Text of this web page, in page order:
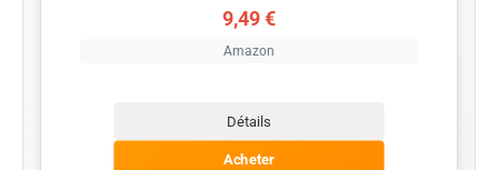
9,49 €
Amazon
Détails
Acheter